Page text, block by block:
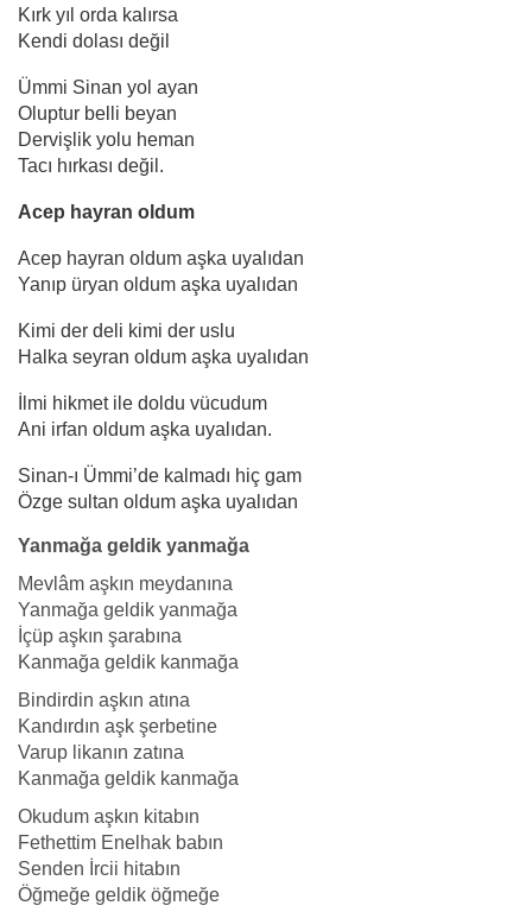
Kırk yıl orda kalırsa
Kendi dolası değil
Ümmi Sinan yol ayan
Oluptur belli beyan
Dervişlik yolu heman
Tacı hırkası değil.
Acep hayran oldum
Acep hayran oldum aşka uyalıdan
Yanıp üryan oldum aşka uyalıdan
Kimi der deli kimi der uslu
Halka seyran oldum aşka uyalıdan
İlmi hikmet ile doldu vücudum
Ani irfan oldum aşka uyalıdan.
Sinan-ı Ümmi’de kalmadı hiç gam
Özge sultan oldum aşka uyalıdan
Yanmağa geldik yanmağa
Mevlâm aşkın meydanına
Yanmağa geldik yanmağa
İçüp aşkın şarabına
Kanmağa geldik kanmağa
Bindirdin aşkın atına
Kandırdın aşk şerbetine
Varup likanın zatına
Kanmağa geldik kanmağa
Okudum aşkın kitabın
Fethettim Enelhak babın
Senden İrcii hitabın
Öğmeğe geldik öğmeğe